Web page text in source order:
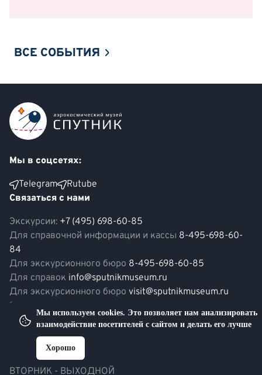
ВСЕ СОБЫТИЯ
Мы в соцсетях:
Telegram
Rutube
Связаться с нами
Экскурсии: +7 (495) 698-60-85
Для справочной информации и кассы 8-495-698-60-
84
Для экскурсионного бюро 8-495-698-60-85
Для справок info@sputnikmuseum.ru
Для экскурсионного бюро visit@sputnikmuseum.ru
Электронная почта:
Часы работы
ПН, СР, ЧТ, ПТ - 10:00 – 18:00
СБ, ВС - 10:00 – 19:00
ВТОРНИК - ВЫХОДНОЙ
Мы используем cookies. Это позволяет нам анализировать
взаимодействие посетителей с сайтом и делать его лучше
Хорошо